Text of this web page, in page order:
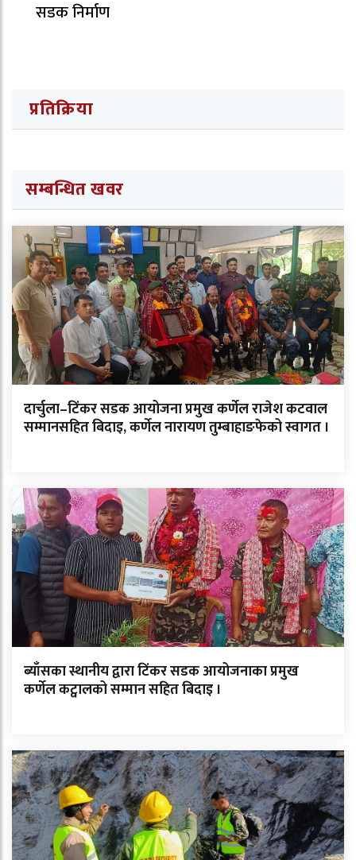
सडक निर्माण
प्रतिक्रिया
सम्बन्धित खवर
दार्चुला–टिंकर सडक आयोजना प्रमुख कर्णेल राजेश कटवाल
सम्मानसहित बिदाइ, कर्णेल नारायण तुम्बाहाङफेको स्वागत ।
ब्याँसका स्थानीय द्वारा टिंकर सडक आयोजनाका प्रमुख
कर्णेल कट्वालको सम्मान सहित बिदाइ ।